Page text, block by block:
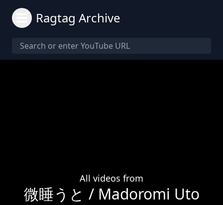
Ragtag Archive
All videos from
微睡うと / Madoromi Uto